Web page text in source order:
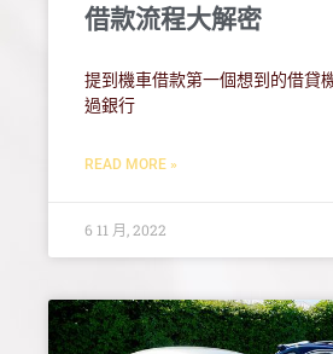
借款流程大解密
提到機車借款第一個想到的借貸
過銀行
READ MORE »
6 11 月, 2022